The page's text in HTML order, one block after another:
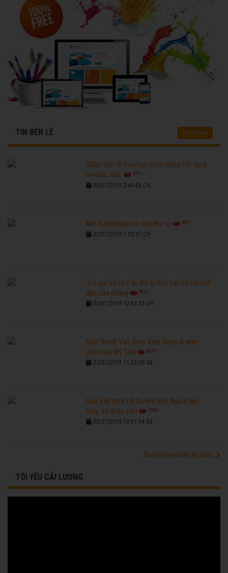
TIN BÊN LỀ Đọc thêm
Châu Tinh Trì hứa hẹn phim chiếu Tết 'cười
ra nước mắt'
6771
03/01/2019 2:04:06 CH
Kim Kardashian có con thứ tư 6271
03/01/2019 1:03:37 CH
'Em gái trà sữa' bị đồn ly hôn sau bê bối tình
dục của chồng
6593
03/01/2019 12:03:33 CH
Ngô Thanh Vân, Đàm Vĩnh Hưng đi xem
phim của Mỹ Tâm
6270
03/01/2019 11:03:00 SA
Sao Việt nghỉ Tết Dương lịch: Người tiệc
tùng, kẻ nhập viện
7682
03/01/2019 10:01:54 SA
Xem thêm nhiều tin khác
TÔI YÊU CẢI LƯƠNG